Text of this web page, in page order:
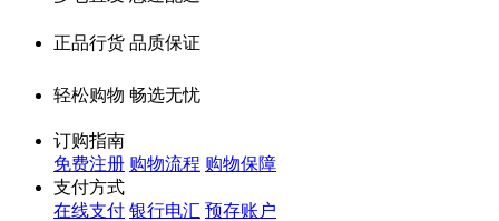
正品行货 品质保证
轻松购物 畅选无忧
订购指南
免费注册 购物流程 购物保障
支付方式
在线支付 银行电汇 预存账户